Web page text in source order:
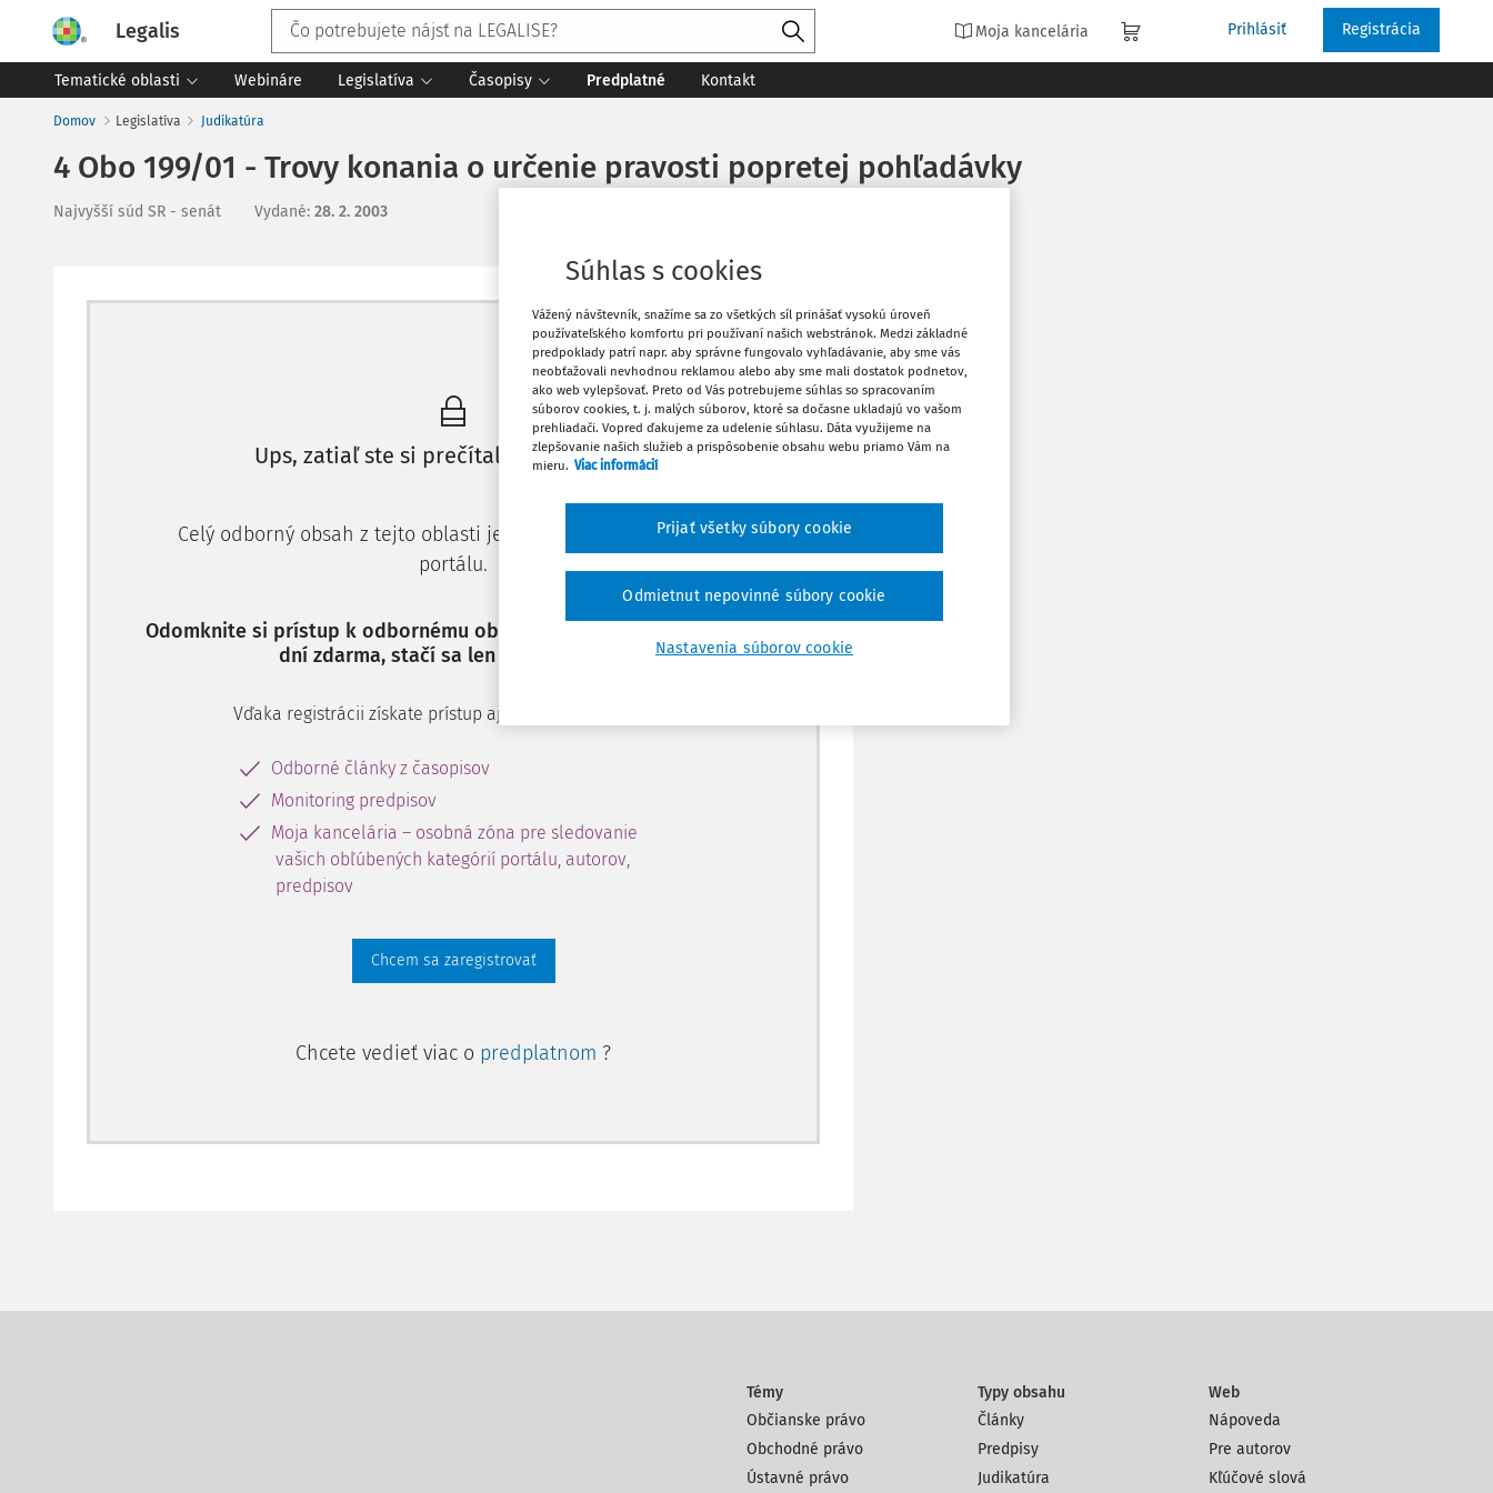
Legalis Moja kancelária Prihlásiť Registrácia
Tematické oblasti Webináre Legislatíva Časopisy Predplatné Kontakt
Domov Legislatíva Judikatúra
4 Obo 199/01 - Trovy konania o určenie pravosti popretej pohľadávky
Najvyšší súd SR - senát Vydané: 28. 2. 2003
Máte predplatné? Prihláste sa
Ups, zatiaľ ste si prečítali len začiatok...
Celý odborný obsah z tejto oblasti je dostupný predplatiteľom
portálu.
Odomknite si prístup k odbornému obsahu a získajte prístup na 10
dní zdarma, stačí sa len zaregistrovať.
Vďaka registrácii získate prístup aj k vybranému obsahu:
Odborné články z časopisov
Monitoring predpisov
Moja kancelária – osobná zóna pre sledovanie
vašich obľúbených kategórií portálu, autorov,
predpisov
Chcem sa zaregistrovať
Chcete vedieť viac o predplatnom ?
Vytlačiť
Obľúbené
Stiahnuť
Témy
Občianske právo
Obchodné právo
Ústavné právo
Typy obsahu
Články
Predpisy
Judikatúra
Web
Nápoveda
Pre autorov
Kľúčové slová
Súhlas s cookies
Vážený návštevník, snažíme sa zo všetkých síl prinášať vysokú úroveň
používateľského komfortu pri používaní našich webstránok. Medzi základné
predpoklady patrí napr. aby správne fungovalo vyhľadávanie, aby sme vás
neobťažovali nevhodnou reklamou alebo aby sme mali dostatok podnetov,
ako web vylepšovať. Preto od Vás potrebujeme súhlas so spracovaním
súborov cookies, t. j. malých súborov, ktoré sa dočasne ukladajú vo vašom
prehliadači. Vopred ďakujeme za udelenie súhlasu. Dáta využijeme na
zlepšovanie našich služieb a prispôsobenie obsahu webu priamo Vám na
mieru. Viac informácií
Nastavenia súborov cookie
Odmietnut nepovinné súbory cookie
Prijať všetky súbory cookie